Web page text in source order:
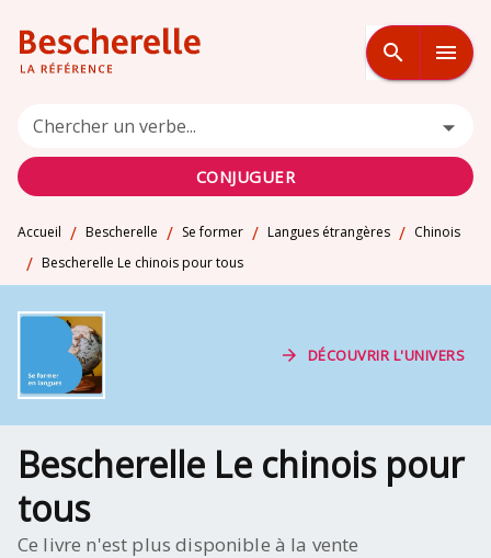
MENU RECHERCHE
PIED DE PAGE
search menu
Chercher un verbe...
CONJUGUER
Accueil / Bescherelle / Se former / Langues étrangères / Chinois
/ Bescherelle Le chinois pour tous
arrow_forward DÉCOUVRIR L'UNIVERS
Bescherelle Le chinois pour
tous
Ce livre n'est plus disponible à la vente